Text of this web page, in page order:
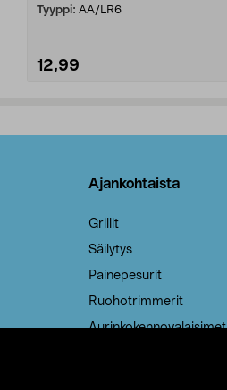
Tyyppi: AA/LR6
12,99
Ajankohtaista
Grillit
Säilytys
Painepesurit
Ruohotrimmerit
Aurinkokennovalaisimet